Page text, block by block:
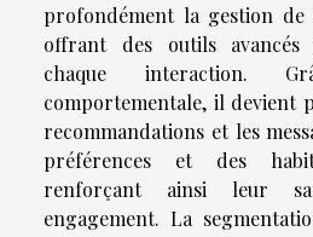
profondément la gestion
offrant des outils avancés
chaque interaction.
comportementale, il devient
recommandations et les
préférences et des
renforçant ainsi leur
engagement. La